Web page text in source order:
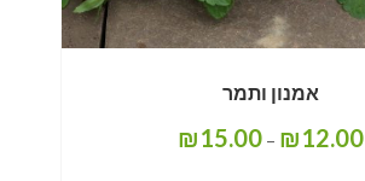
אמנון ותמר
₪12.00
–
₪15.00